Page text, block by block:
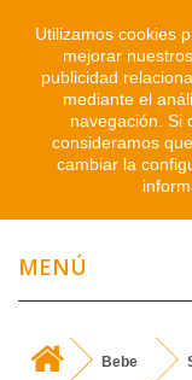
MENÚ
Bebe
Utilizamos cookies
mejorar
publicidad
mediante el
navegación. Si
consideramos
cambiar la